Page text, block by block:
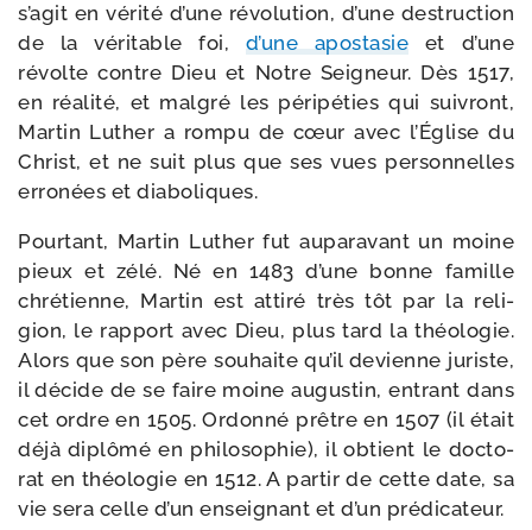
s’agit en véri­té d’une révo­lu­tion, d’une des­truc­tion
de la véri­table foi, d’une apos­ta­sie et d’une
révolte contre Dieu et Notre Seigneur. Dès 1517,
en réa­li­té, et mal­gré les péri­pé­ties qui sui­vront,
Martin Luther a rom­pu de cœur avec l’Église du
Christ, et ne suit plus que ses vues per­son­nelles
erro­nées et diaboliques.
Pourtant, Martin Luther fut aupa­ra­vant un moine
pieux et zélé. Né en 1483 d’une bonne famille
chré­tienne, Martin est atti­ré très tôt par la reli­
gion, le rap­port avec Dieu, plus tard la théo­lo­gie.
Alors que son père sou­haite qu’il devienne juriste,
il décide de se faire moine augus­tin, entrant dans
cet ordre en 1505. Ordonné prêtre en 1507 (il était
déjà diplô­mé en phi­lo­so­phie), il obtient le doc­to­
rat en théo­lo­gie en 1512. A par­tir de cette date, sa
vie sera celle d’un ensei­gnant et d’un prédicateur.